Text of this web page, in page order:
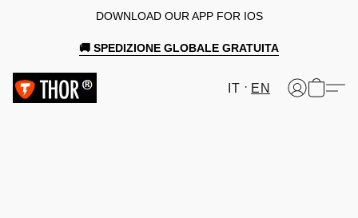
DOWNLOAD OUR APP FOR IOS
🚚 SPEDIZIONE GLOBALE GRATUITA
IT EN